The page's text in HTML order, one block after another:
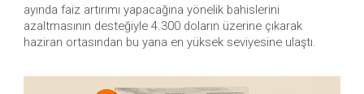
ayında faiz artırımı yapacağına yönelik bahislerini
azaltmasının desteğiyle 4.300 doların üzerine çıkarak
haziran ortasından bu yana en yüksek seviyesine ulaştı.